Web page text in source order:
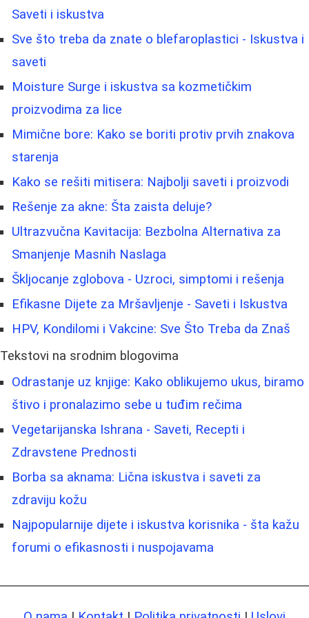
Saveti i iskustva
Sve što treba da znate o blefaroplastici - Iskustva i
saveti
Moisture Surge i iskustva sa kozmetičkim
proizvodima za lice
Mimične bore: Kako se boriti protiv prvih znakova
starenja
Kako se rešiti mitisera: Najbolji saveti i proizvodi
Rešenje za akne: Šta zaista deluje?
Ultrazvučna Kavitacija: Bezbolna Alternativa za
Smanjenje Masnih Naslaga
Škljocanje zglobova - Uzroci, simptomi i rešenja
Efikasne Dijete za Mršavljenje - Saveti i Iskustva
HPV, Kondilomi i Vakcine: Sve Što Treba da Znaš
Tekstovi na srodnim blogovima
Odrastanje uz knjige: Kako oblikujemo ukus, biramo
štivo i pronalazimo sebe u tuđim rečima
Vegetarijanska Ishrana - Saveti, Recepti i
Zdravstene Prednosti
Borba sa aknama: Lična iskustva i saveti za
zdraviju kožu
Najpopularnije dijete i iskustva korisnika - šta kažu
forumi o efikasnosti i nuspojavama